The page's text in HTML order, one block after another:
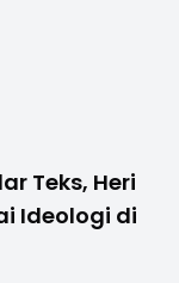
Teks, Heri
Ideologi di